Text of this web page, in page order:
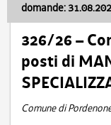
domande:
326/26 –
posti di
Comune di